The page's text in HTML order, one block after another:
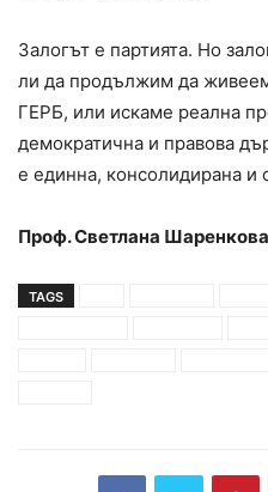
Залогът е партията. Но
ли да продължим да
ГЕРБ, или искаме реална
демократична и правова
е единна, консолидирана и
Проф. Светлана Шаренкова
TAGS